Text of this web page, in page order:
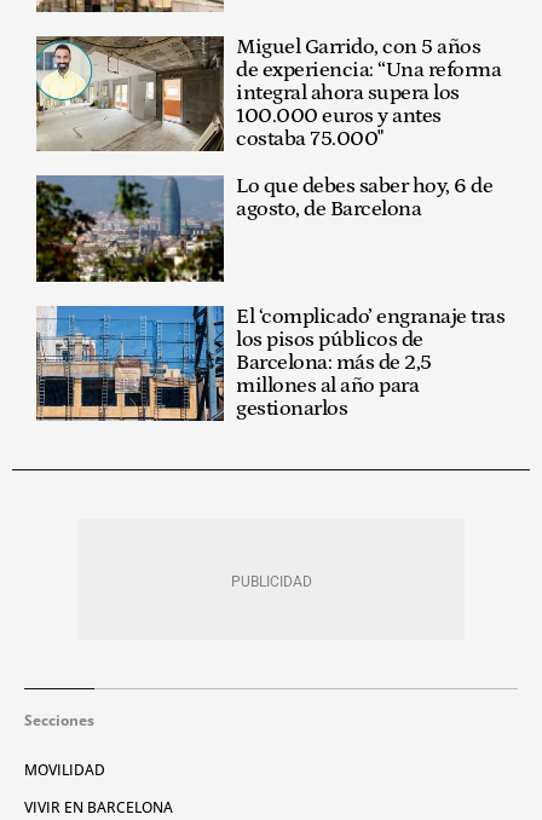
Miguel Garrido, con 5 años
de experiencia: “Una reforma
integral ahora supera los
100.000 euros y antes
costaba 75.000"
Lo que debes saber hoy, 6 de
agosto, de Barcelona
El ‘complicado’ engranaje tras
los pisos públicos de
Barcelona: más de 2,5
millones al año para
gestionarlos
Secciones
MOVILIDAD
VIVIR EN BARCELONA